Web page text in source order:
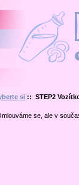
Kamilka.cz -
si :: STEP2
se, ale v